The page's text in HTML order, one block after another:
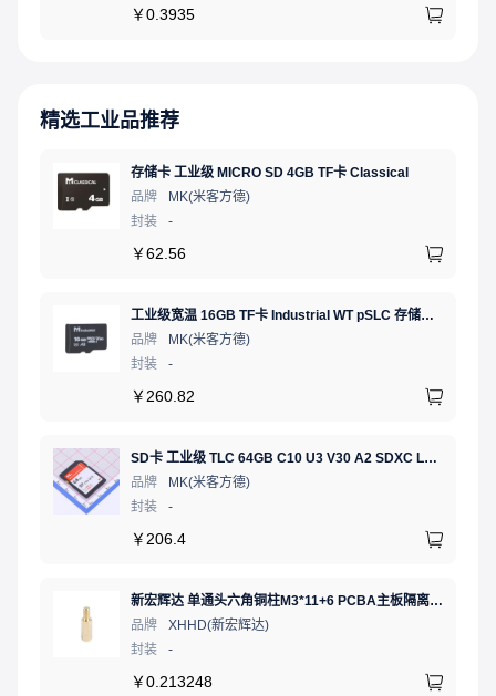
￥0.3935
精选工业品推荐
存储卡 工业级 MICRO SD 4GB TF卡 Classical
品牌
MK(米客方德)
封装
-
￥62.56
工业级宽温 16GB TF卡 Industrial WT pSLC 存储卡 MICRO SD LDPC纠错 PE 30K 无人机、行车记录仪、安防监控适配
品牌
MK(米客方德)
封装
-
￥ 260.82
SD卡 工业级 TLC 64GB C10 U3 V30 A2 SDXC LDPC纠错 PE 3K 无人机、行车记录仪、安防监控适配
品牌
MK(米客方德)
封装
-
￥ 206.4
新宏辉达 单通头六角铜柱M3*11+6 PCBA主板隔离螺柱
品牌
XHHD(新宏辉达)
封装
-
￥0.213248